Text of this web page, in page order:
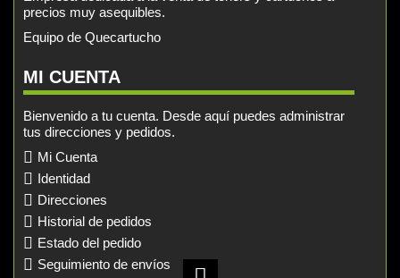
precios muy asequibles.
Equipo de Quecartucho
MI CUENTA
Bienvenido a tu cuenta. Desde aquí puedes administrar
tus direcciones y pedidos.
Mi Cuenta
Identidad
Direcciones
Historial de pedidos
Estado del pedido
Seguimiento de envíos